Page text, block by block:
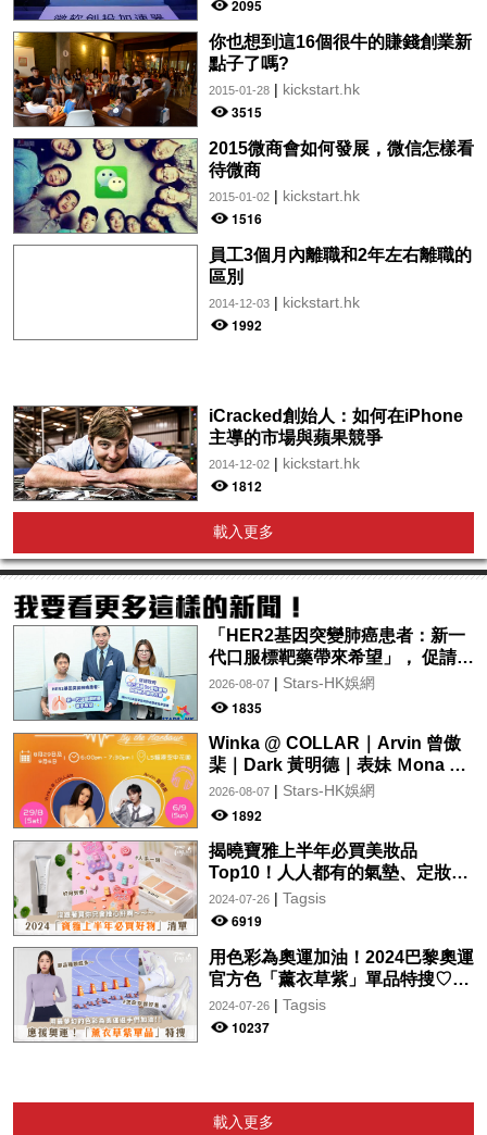
2095
你也想到這16個很牛的賺錢創業新
點子了嗎?
2015-01-28| kickstart.hk
3515
2015微商會如何發展，微信怎樣看
待微商
2015-01-02| kickstart.hk
1516
員工3個月內離職和2年左右離職的
區別
2014-12-03| kickstart.hk
1992
iCracked創始人：如何在iPhone
主導的市場與蘋果競爭
2014-12-02| kickstart.hk
1812
載入更多
「HER2基因突變肺癌患者：新一
代口服標靶藥帶來希望」， 促請政
府加快納入藥物名冊，助患者及早
受惠
2026-08-07| Stars-HK娛網
1835
Winka @ COLLAR｜Arvin 曾傲
棐｜Dark 黃明德｜表妹 Ｍona 8
月29日起登陸L5維港空中花園 |
wwwtc mall 首度呈獻「Music
2026-08-07| Stars-HK娛網
1892
揭曉寶雅上半年必買美妝品
Top10！人人都有的氣墊、定妝噴
霧、保養品～幫你找到最值得入手
的好物♡
2024-07-26| Tagsis
6919
用色彩為奧運加油！2024巴黎奧運
官方色「薰衣草紫」單品特搜♡讓
你從頭到腳、隨時充滿奧運氛圍～
2024-07-26| Tagsis
10237
載入更多